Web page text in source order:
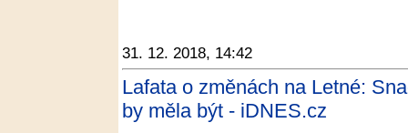
31. 12. 2018, 14:42
Lafata o změnách na Letné:
by měla být - iDNES.cz